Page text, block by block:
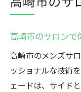
高崎市のサロン
高崎市のメンズサ
ッショナルな技術
ェードは、サイド